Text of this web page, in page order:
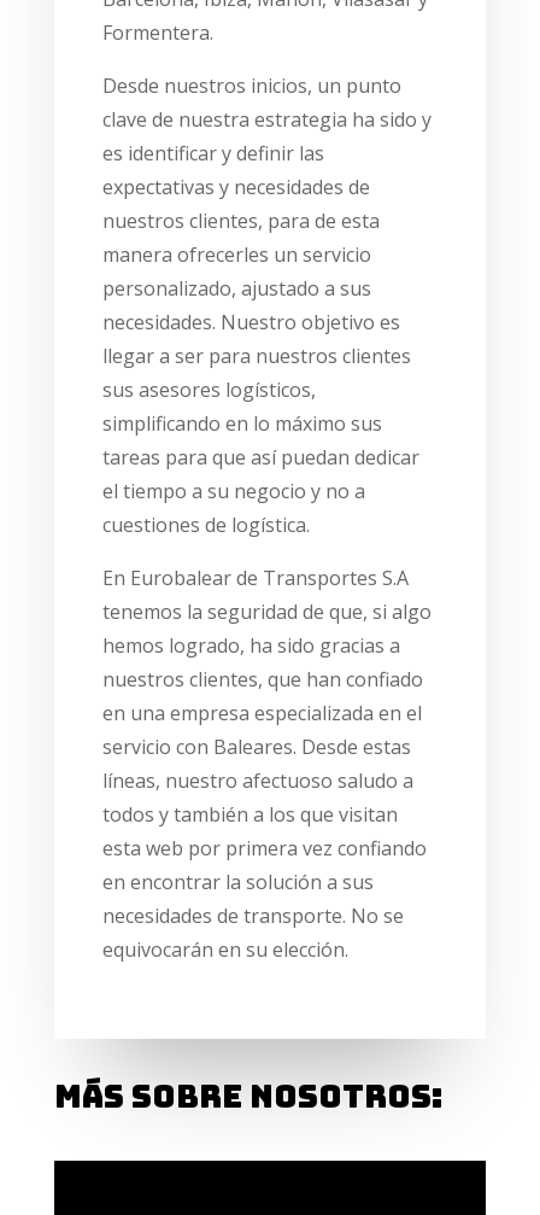
Formentera.
Desde nuestros inicios, un punto
clave de nuestra estrategia ha sido y
es identificar y definir las
expectativas y necesidades de
nuestros clientes, para de esta
manera ofrecerles un servicio
personalizado, ajustado a sus
necesidades. Nuestro objetivo es
llegar a ser para nuestros clientes
sus asesores logísticos,
simplificando en lo máximo sus
tareas para que así puedan dedicar
el tiempo a su negocio y no a
cuestiones de logística.
En Eurobalear de Transportes S.A
tenemos la seguridad de que, si algo
hemos logrado, ha sido gracias a
nuestros clientes, que han confiado
en una empresa especializada en el
servicio con Baleares. Desde estas
líneas, nuestro afectuoso saludo a
todos y también a los que visitan
esta web por primera vez confiando
en encontrar la solución a sus
necesidades de transporte. No se
equivocarán en su elección.
MÁS SOBRE NOSOTROS: